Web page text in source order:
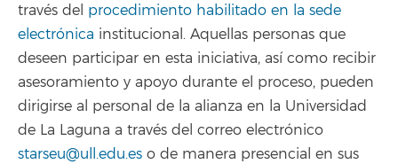
través del procedimiento habilitado en la sede
electrónica institucional. Aquellas personas que
deseen participar en esta iniciativa, así como recibir
asesoramiento y apoyo durante el proceso, pueden
dirigirse al personal de la alianza en la Universidad
de La Laguna a través del correo electrónico
starseu@ull.edu.es o de manera presencial en sus